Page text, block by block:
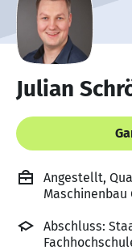
Julian
Angestellt,
Maschinenbau
Abschluss: